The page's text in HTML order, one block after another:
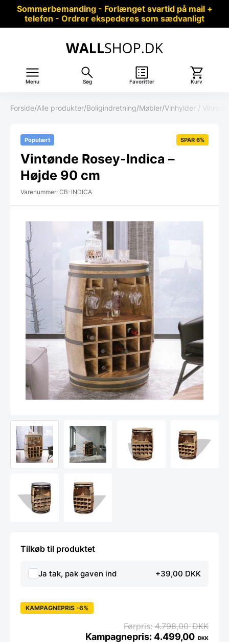
Sommerbemanding - Forlænget svartid på mail +
telefon - Ordrer ekspederes som sædvanligt
Menu Søg Favoritter Kurv
Forside/Alle produkter/Boligindretning/Møbler/Vinhylder /
Populært SPAR 6%
Vintønde Rosey-Indica –
Højde 90 cm
Varenummer: CB-INDICA
Tilkøb til produktet
Ja tak, pak gaven ind +39,00 DKK
KAMPAGNEPRIS -6%
4.798,00DKK
4.499,00 DKK